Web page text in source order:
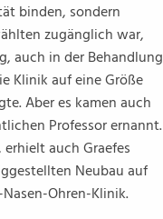
binden, sondern
zugänglich war,
auch in der Behandlung
Klinik auf eine Größe
Aber es kamen auch
Professor ernannt.
auch Graefes
Neubau auf
Ohren-Klinik.